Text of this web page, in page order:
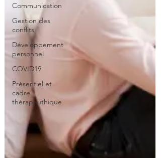
Communication
Gestion des
conflits
Développement
personnel
COVID19
Présentiel et
cadre
thérapeuthique